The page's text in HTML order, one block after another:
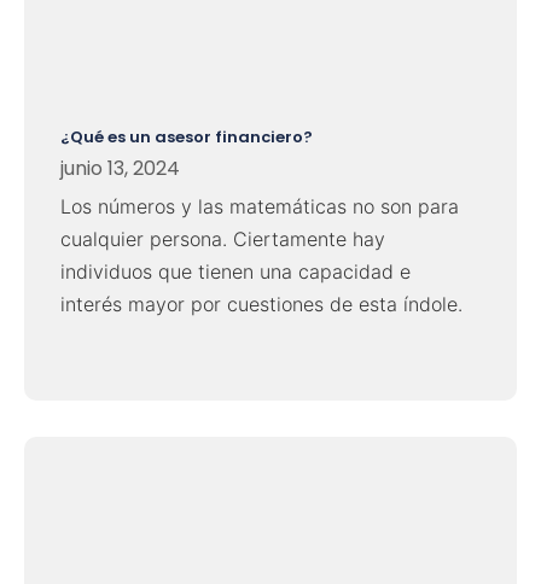
¿Qué es un asesor financiero?
junio 13, 2024
Los números y las matemáticas no son para
cualquier persona. Ciertamente hay
individuos que tienen una capacidad e
interés mayor por cuestiones de esta índole.